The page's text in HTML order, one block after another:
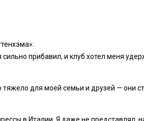
прибавил, и клуб хотел меня
тяжело для моей семьи и друзей — они